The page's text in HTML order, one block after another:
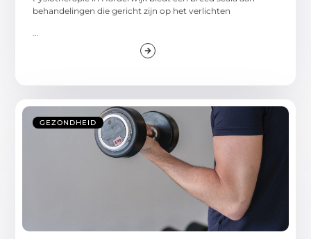
behandelingen die gericht zijn op het verlichten
GEZONDHEID